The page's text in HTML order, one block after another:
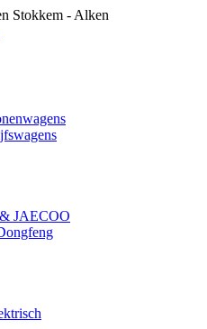
Stokkem - Alken
JAECOO